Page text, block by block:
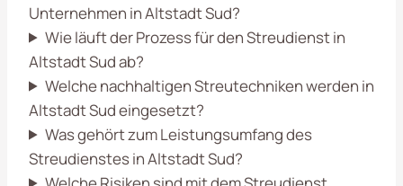
Unternehmen in Altstadt Sud?
Wie läuft der Prozess für den Streudienst in
Altstadt Sud ab?
Welche nachhaltigen Streutechniken werden in
Altstadt Sud eingesetzt?
Was gehört zum Leistungsumfang des
Streudienstes in Altstadt Sud?